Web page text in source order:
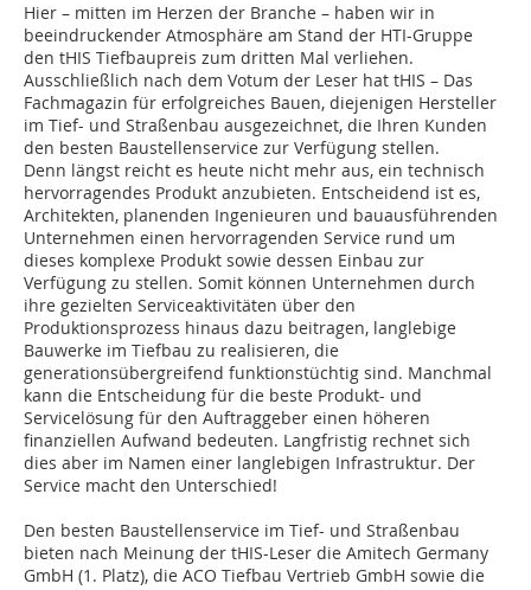
Hier – mitten im Herzen der Branche – haben wir in
beeindruckender Atmosphäre am Stand der HTI-Gruppe
den tHIS Tiefbaupreis zum dritten Mal verliehen.
Ausschließlich nach dem Votum der Leser hat tHIS – Das
Fachmagazin für erfolgreiches Bauen, diejenigen Hersteller
im Tief- und Straßenbau ausgezeichnet, die Ihren Kunden
den besten Baustellenservice zur Verfügung stellen.
Denn längst reicht es heute nicht mehr aus, ein technisch
hervorragendes Produkt anzubieten. Entscheidend ist es,
Architekten, planenden Ingenieuren und bauausführenden
Unternehmen einen hervorragenden Service rund um
dieses komplexe Produkt sowie dessen Einbau zur
Verfügung zu stellen. Somit können Unternehmen durch
ihre gezielten Service­aktivitäten über den
Produktionsprozess hinaus dazu beitragen, langlebige
Bauwerke im Tiefbau zu realisieren, die
generationsübergreifend funktionstüchtig sind. Manchmal
kann die Entscheidung für die beste Produkt- und
Servicelösung für den Auftraggeber einen höheren
finanziellen Aufwand bedeuten. Langfristig rechnet sich
dies aber im Namen einer langlebigen Infrastruktur. Der
Service macht den Unterschied!
Den besten Baustellenservice im Tief- und Straßenbau
bieten nach Meinung der tHIS-Leser die Amitech Germany
GmbH (1. Platz), die ACO Tiefbau Vertrieb GmbH sowie die